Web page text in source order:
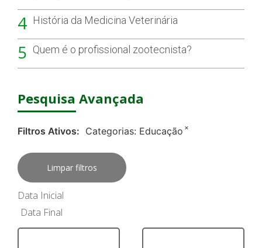
4 História da Medicina Veterinária
5 Quem é o profissional zootecnista?
Pesquisa Avançada
Filtros Ativos: Categorias: Educação ×
Limpar filtros
Data Inicial
Data Final